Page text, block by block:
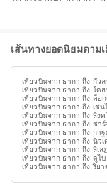
เส้นทางยอดนิยมตาม
เที่ยวบินจาก ธากา ถึง กัวล
เที่ยวบินจาก ธากา ถึง โดฮ
เที่ยวบินจาก ธากา ถึง ค็อ
เที่ยวบินจาก ธากา ถึง เชน
เที่ยวบินจาก ธากา ถึง สิงค
เที่ยวบินจาก ธากา ถึง ชาร์
เที่ยวบินจาก ธากา ถึง กา
เที่ยวบินจาก ธากา ถึง นิวเ
เที่ยวบินจาก ธากา ถึง สิเลฏ
เที่ยวบินจาก ธากา ถึง ดูไบ
เที่ยวบินจาก ธากา ถึง ริยา